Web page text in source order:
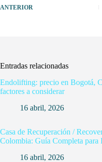
ANTERIOR
Entradas relacionadas
Endolifting: precio en Bogotá,
factores a considerar
16 abril, 2026
Casa de Recuperación /
Colombia: Guía Completa
16 abril, 2026